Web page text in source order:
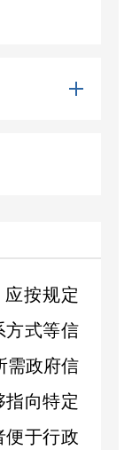
按规定
方式等信
需政府信
指向特定
便于行政